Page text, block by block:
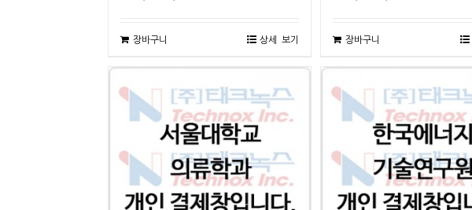
장바구니 상세 보기 장바구니